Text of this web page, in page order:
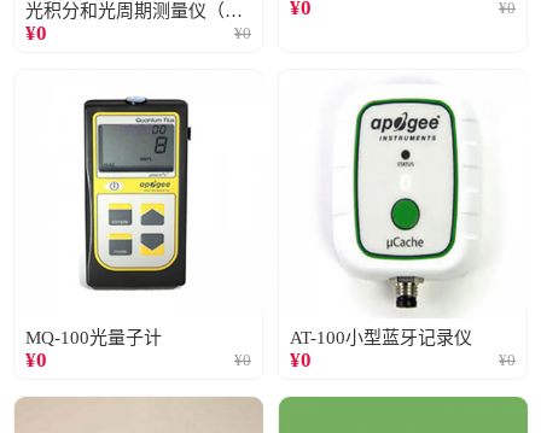
光积分和光周期测量仪（仅
阳光）
¥0 ¥0
¥0 ¥0
MQ-100光量子计
¥0 ¥0
AT-100小型蓝牙记录仪
¥0 ¥0